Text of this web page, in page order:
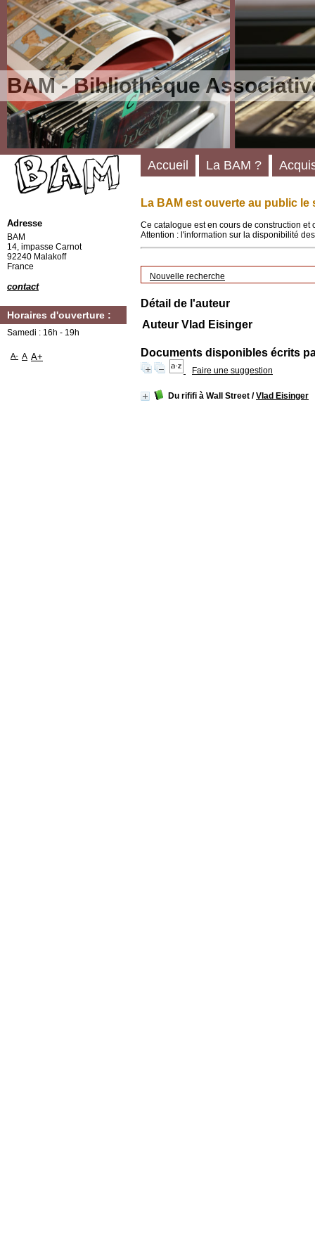
BAM - Bibliothèque
La BAM est ouverte au public le
Ce catalogue est en cours de construction
Attention : l'information sur la disponibilité
Nouvelle recherche
Détail de l'auteur
Auteur Vlad Eisinger
Documents disponibles écrits
Faire une suggestion
Du rififi à Wall Street /Vlad Eisinger
Accueil La BAM ?
Adresse
BAM
14, impasse Carnot
92240 Malakoff
France
contact
Horaires d'ouverture :
Samedi : 16h - 19h
A- A A+